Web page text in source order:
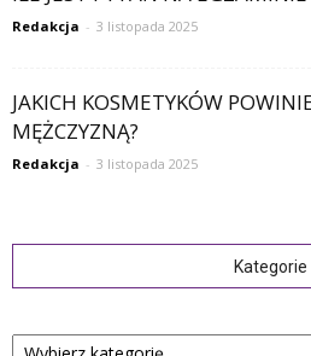
Redakcja - 3 listopada 2025
JAKICH KOSMETYKÓW
MĘŻCZYZNĄ?
Redakcja - 3 listopada 2025
Kategorie
Kategorie